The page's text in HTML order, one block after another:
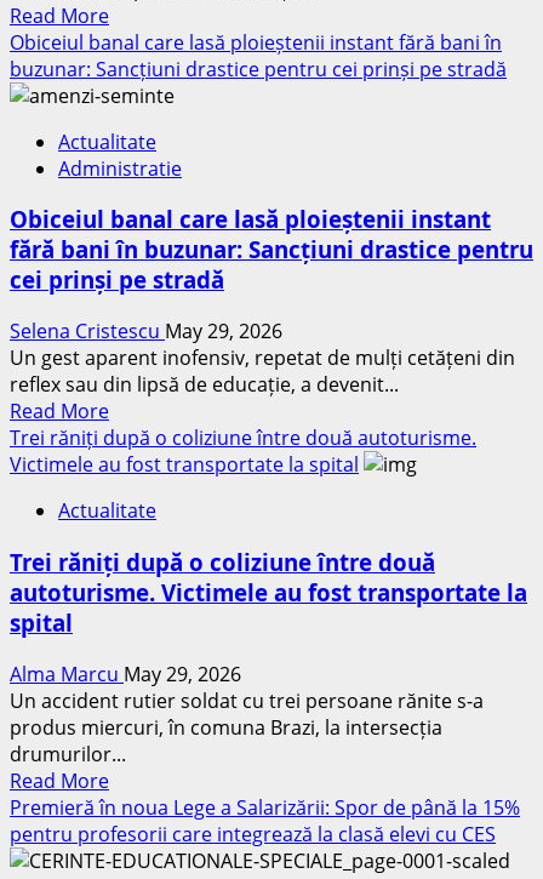
Read MoreRead
more
about
Pui
urs
abandonat
ursoaică,
salvat
de
traseul
Brașov
Marathon.
Animalul
era
slăbit
deshidratat
Obiceiul banal care lasă ploieștenii instant fără bani în
buzunar: Sancțiuni drastice pentru cei prinși pe stradă
Actualitate
Administratie
Obiceiul banal care lasă ploieștenii instant
fără bani în buzunar: Sancțiuni drastice pentru
cei prinși pe stradă
Selena Cristescu May 29, 2026
Un gest aparent inofensiv, repetat de mulți cetățeni din
reflex sau din lipsă de educație, a devenit...
Read MoreRead
more
about
banal
lasă
ploieștenii
bani
în
buzunar:
Sancțiuni
drastice
pentru
cei
prinși
Trei răniți după o coliziune între două autoturisme.
Victimele au fost transportate la spital
Actualitate
Trei răniți după o coliziune între două
autoturisme. Victimele au fost transportate la
spital
Alma Marcu May 29, 2026
Un accident rutier soldat cu trei persoane rănite s-a
produs miercuri, în comuna Brazi, la intersecția
drumurilor...
Read MoreRead
more
about
Trei
Premieră în noua Lege a Salarizării: Spor de până la 15%
pentru profesorii care integrează la clasă elevi cu CES